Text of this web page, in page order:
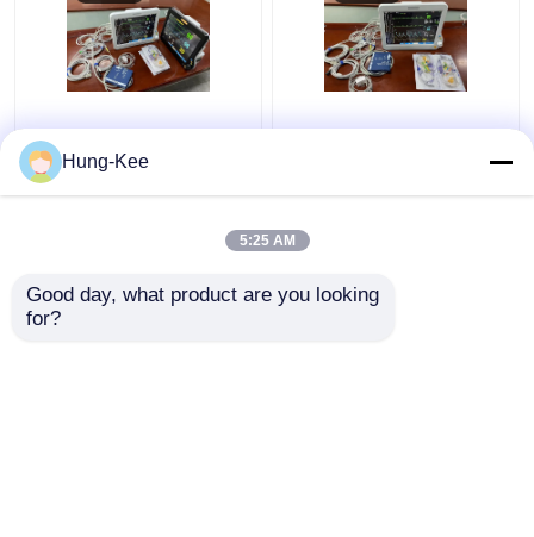
15" tragbarer ICU
Herzmonitor
Mehrsprachig für
Medizinische Klinik ICU
Hung-Kee
5:25 AM
Good day, what product are you looking
for?